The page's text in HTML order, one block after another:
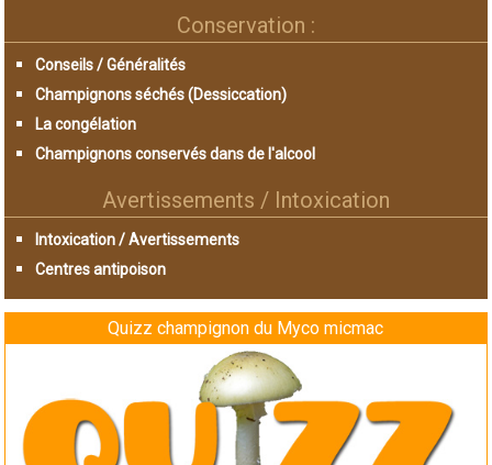
Conservation :
Conseils / Généralités
Champignons séchés (Dessiccation)
La congélation
Champignons conservés dans de l'alcool
Avertissements / Intoxication
Intoxication / Avertissements
Centres antipoison
Quizz champignon du Myco micmac